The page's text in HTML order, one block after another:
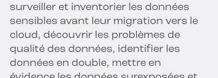
surveiller et inventorier les données
sensibles avant leur migration vers le
cloud, découvrir les problèmes de
qualité des données, identifier les
données en double, mettre en